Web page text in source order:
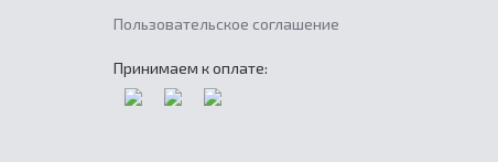
Пользовательское соглашение
Принимаем к оплате: